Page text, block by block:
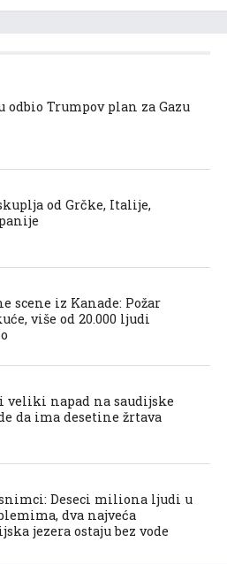
odbio Trumpov plan za Gazu
od Grčke, Italije,
scene iz Kanade: Požar
više od 20.000 ljudi
veliki napad na saudijske
da ima desetine žrtava
Deseci miliona ljudi u
dva najveća
jezera ostaju bez vode